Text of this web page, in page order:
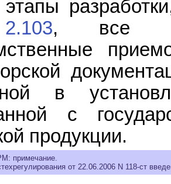
, все
в
с
продукции.
примечание.
от 22.06.2006 N 118-ст